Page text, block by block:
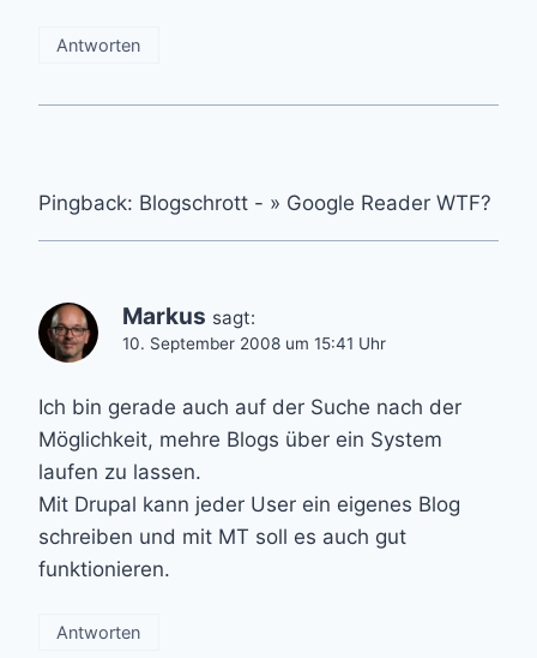
Antworten
Pingback: Blogschrott - » Google Reader WTF?
Markus sagt:
10. September 2008 um 15:41 Uhr
Ich bin gerade auch auf der Suche nach der
Möglichkeit, mehre Blogs über ein System
laufen zu lassen.
Mit Drupal kann jeder User ein eigenes Blog
schreiben und mit MT soll es auch gut
funktionieren.
Antworten